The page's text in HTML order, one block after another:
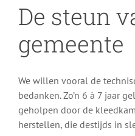
De steun
gemeente
We willen vooral de
bedanken. Zo’n 6 à 7 jaar
geholpen door de
herstellen, die destijds in